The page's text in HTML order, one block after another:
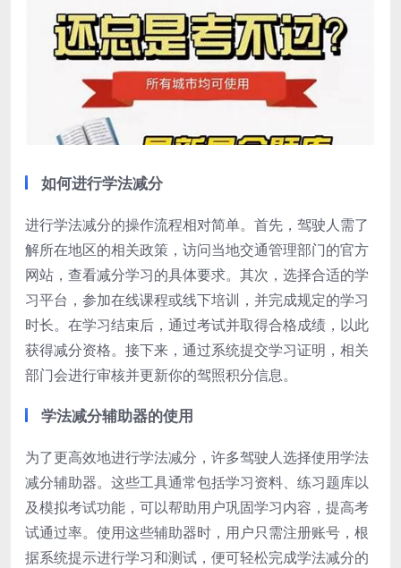
如何进行学法减分
进行学法减分的操作流程相对简单。首先，驾驶人需了
解所在地区的相关政策，访问当地交通管理部门的官方
网站，查看减分学习的具体要求。其次，选择合适的学
习平台，参加在线课程或线下培训，并完成规定的学习
时长。在学习结束后，通过考试并取得合格成绩，以此
获得减分资格。接下来，通过系统提交学习证明，相关
部门会进行审核并更新你的驾照积分信息。
学法减分辅助器的使用
为了更高效地进行学法减分，许多驾驶人选择使用学法
减分辅助器。这些工具通常包括学习资料、练习题库以
及模拟考试功能，可以帮助用户巩固学习内容，提高考
试通过率。使用这些辅助器时，用户只需注册账号，根
据系统提示进行学习和测试，便可轻松完成学法减分的